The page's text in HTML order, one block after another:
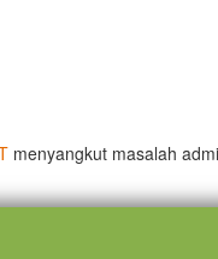
menyangkut masalah